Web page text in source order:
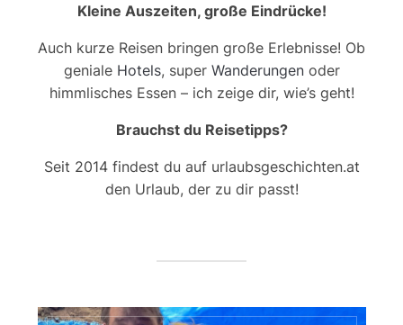
Kleine Auszeiten, große Eindrücke!
Auch kurze Reisen bringen große Erlebnisse! Ob
geniale Hotels, super Wanderungenoder
himmlisches Essen – ich zeige dir, wie’s geht!
Brauchst du Reisetipps?
Seit 2014 findest du auf urlaubsgeschichten.at
den Urlaub, der zu dir passt!